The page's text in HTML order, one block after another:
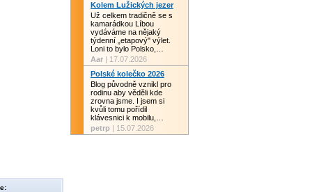
Kolem Lužických jezer
Už celkem tradičně se s
kamarádkou Líbou
vydáváme na nějaký
týdenní „etapový" výlet.
Loni to bylo Polsko,…
Aar | 17.07.2026
Polské kolečko 2026
Blog původně vznikl pro
rodinu aby věděli kde
zrovna jsme. I jsem si
kvůli tomu pořídil
klávesnici k mobilu,…
petrp | 15.07.2026